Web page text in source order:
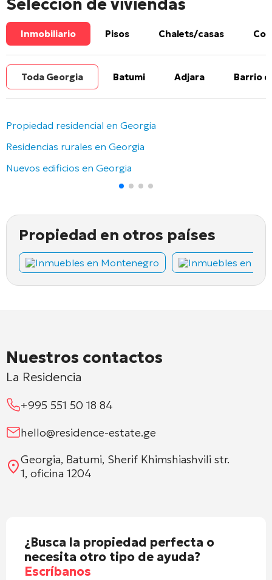
Selección de viviendas
Inmobiliario Pisos Chalets/casas
Toda Georgia Batumi Adjara Barrio
Propiedad residencial en Georgia
Residencias rurales en Georgia
Nuevos edificios en Georgia
Propiedad en otros países
Inmuebles en Montenegro Inmuebles en
Nuestros contactos
La Residencia
+995 551 50 18 84
hello@residence-estate.ge
Georgia, Batumi, Sherif Khimshiashvili str.
1, oficina 1204
¿Busca la propiedad perfecta o
necesita otro tipo de ayuda?
Escríbanos